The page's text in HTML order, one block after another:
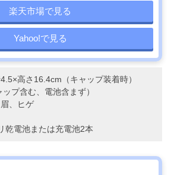
楽天市場で見る
Yahoo!で見る
高さ16.4cm（キャップ装着時）
ップ含む、電池含まず）
、ヒゲ
乾電池または充電池2本